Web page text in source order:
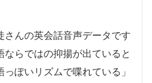
さんの英会話音声データです
らではの抑揚が出ていると
ぽいリズムで喋れている」